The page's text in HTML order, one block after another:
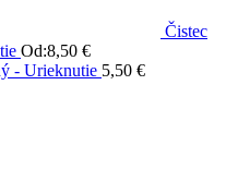
Čistec
Od:8,50 €
- Urieknutie 5,50 €